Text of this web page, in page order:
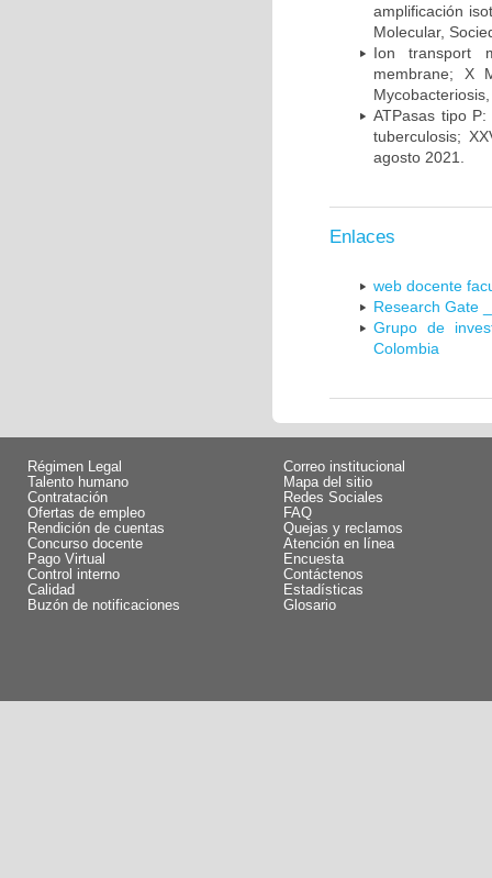
amplificación
Molecular,
Ion transport
membrane; X
ATPasas tipo
tuberculosis;
agosto 2021.
Enlaces
web docente
Research Gate
Grupo de
Colombia
Régimen Legal
Talento humano
Contratación
Ofertas de empleo
Rendición de cuentas
Concurso docente
Pago Virtual
Control interno
Calidad
Buzón de notificaciones
Correo institucional
Mapa del sitio
Redes Sociales
FAQ
Quejas y reclamos
Atención en línea
Encuesta
Contáctenos
Estadísticas
Glosario